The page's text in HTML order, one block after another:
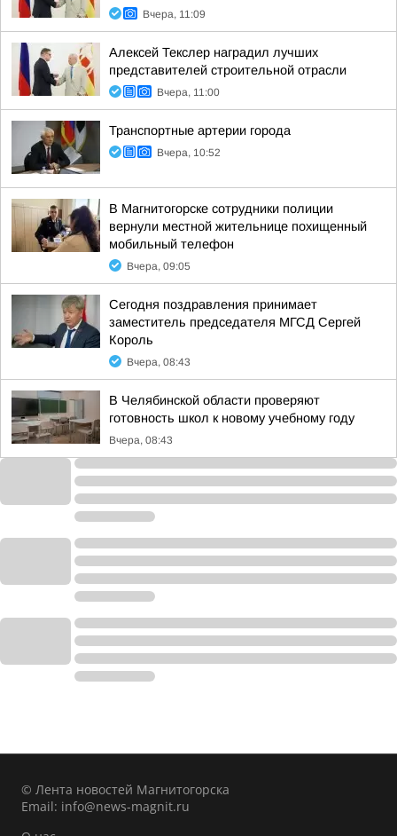
Вчера, 11:09
Алексей Текслер наградил лучших
представителей строительной отрасли
Вчера, 11:00
Транспортные артерии города
Вчера, 10:52
В Магнитогорске сотрудники полиции
вернули местной жительнице похищенный
мобильный телефон
Вчера, 09:05
Сегодня поздравления принимает
заместитель председателя МГСД Сергей
Король
Вчера, 08:43
В Челябинской области проверяют
готовность школ к новому учебному году
Вчера, 08:43
© Лента новостей Магнитогорска
Email: info@news-magnit.ru